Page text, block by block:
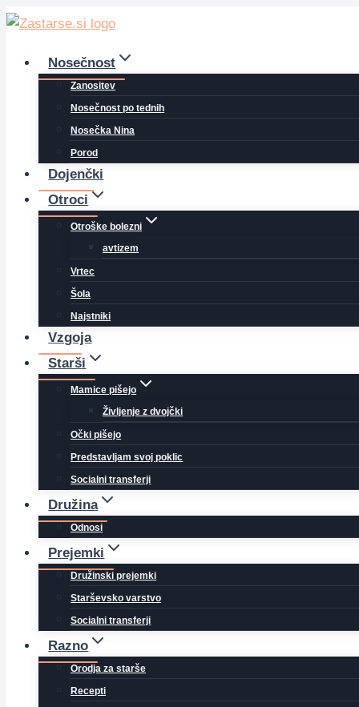
Skip
contentNosečnost
Zanositev
Nosečnost po tednih
Nosečka Nina
Porod
Dojenčki
Otroci
Otroške bolezni
avtizem
Vrtec
Šola
Najstniki
Vzgoja
Starši
Mamice pišejo
Življenje z dvojčki
Očki pišejo
Predstavljam svoj poklic
Socialni transferji
Družina
Odnosi
Prejemki
Družinski prejemki
Starševsko varstvo
Socialni transferji
Razno
Orodja za starše
Recepti